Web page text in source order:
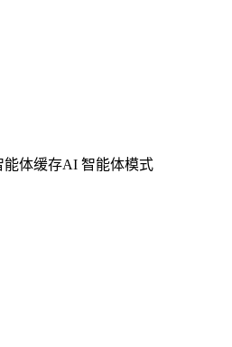
能体缓存AI 智能体模式